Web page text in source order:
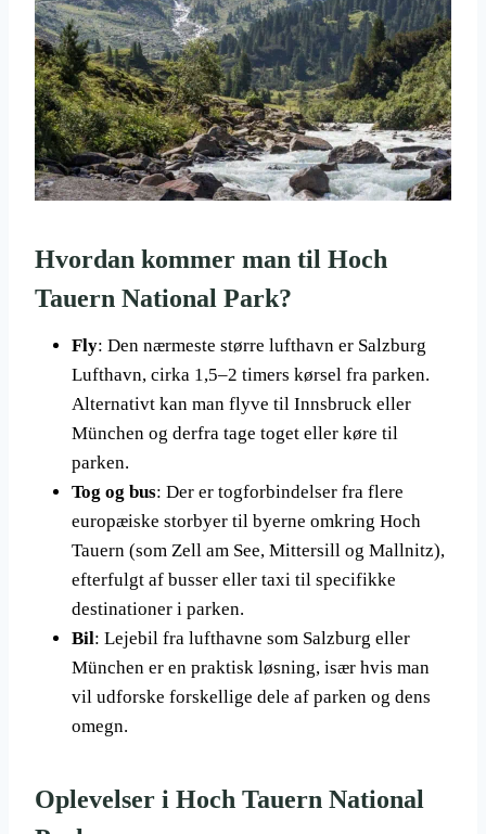
Hvordan kommer man til Hoch
Tauern National Park?
Fly: Den nærmeste større lufthavn er Salzburg
Lufthavn, cirka 1,5–2 timers kørsel fra parken.
Alternativt kan man flyve til Innsbruck eller
München og derfra tage toget eller køre til
parken.
Tog og bus: Der er togforbindelser fra flere
europæiske storbyer til byerne omkring Hoch
Tauern (som Zell am See, Mittersill og Mallnitz),
efterfulgt af busser eller taxi til specifikke
destinationer i parken.
Bil: Lejebil fra lufthavne som Salzburg eller
München er en praktisk løsning, især hvis man
vil udforske forskellige dele af parken og dens
omegn.
Oplevelser i Hoch Tauern National